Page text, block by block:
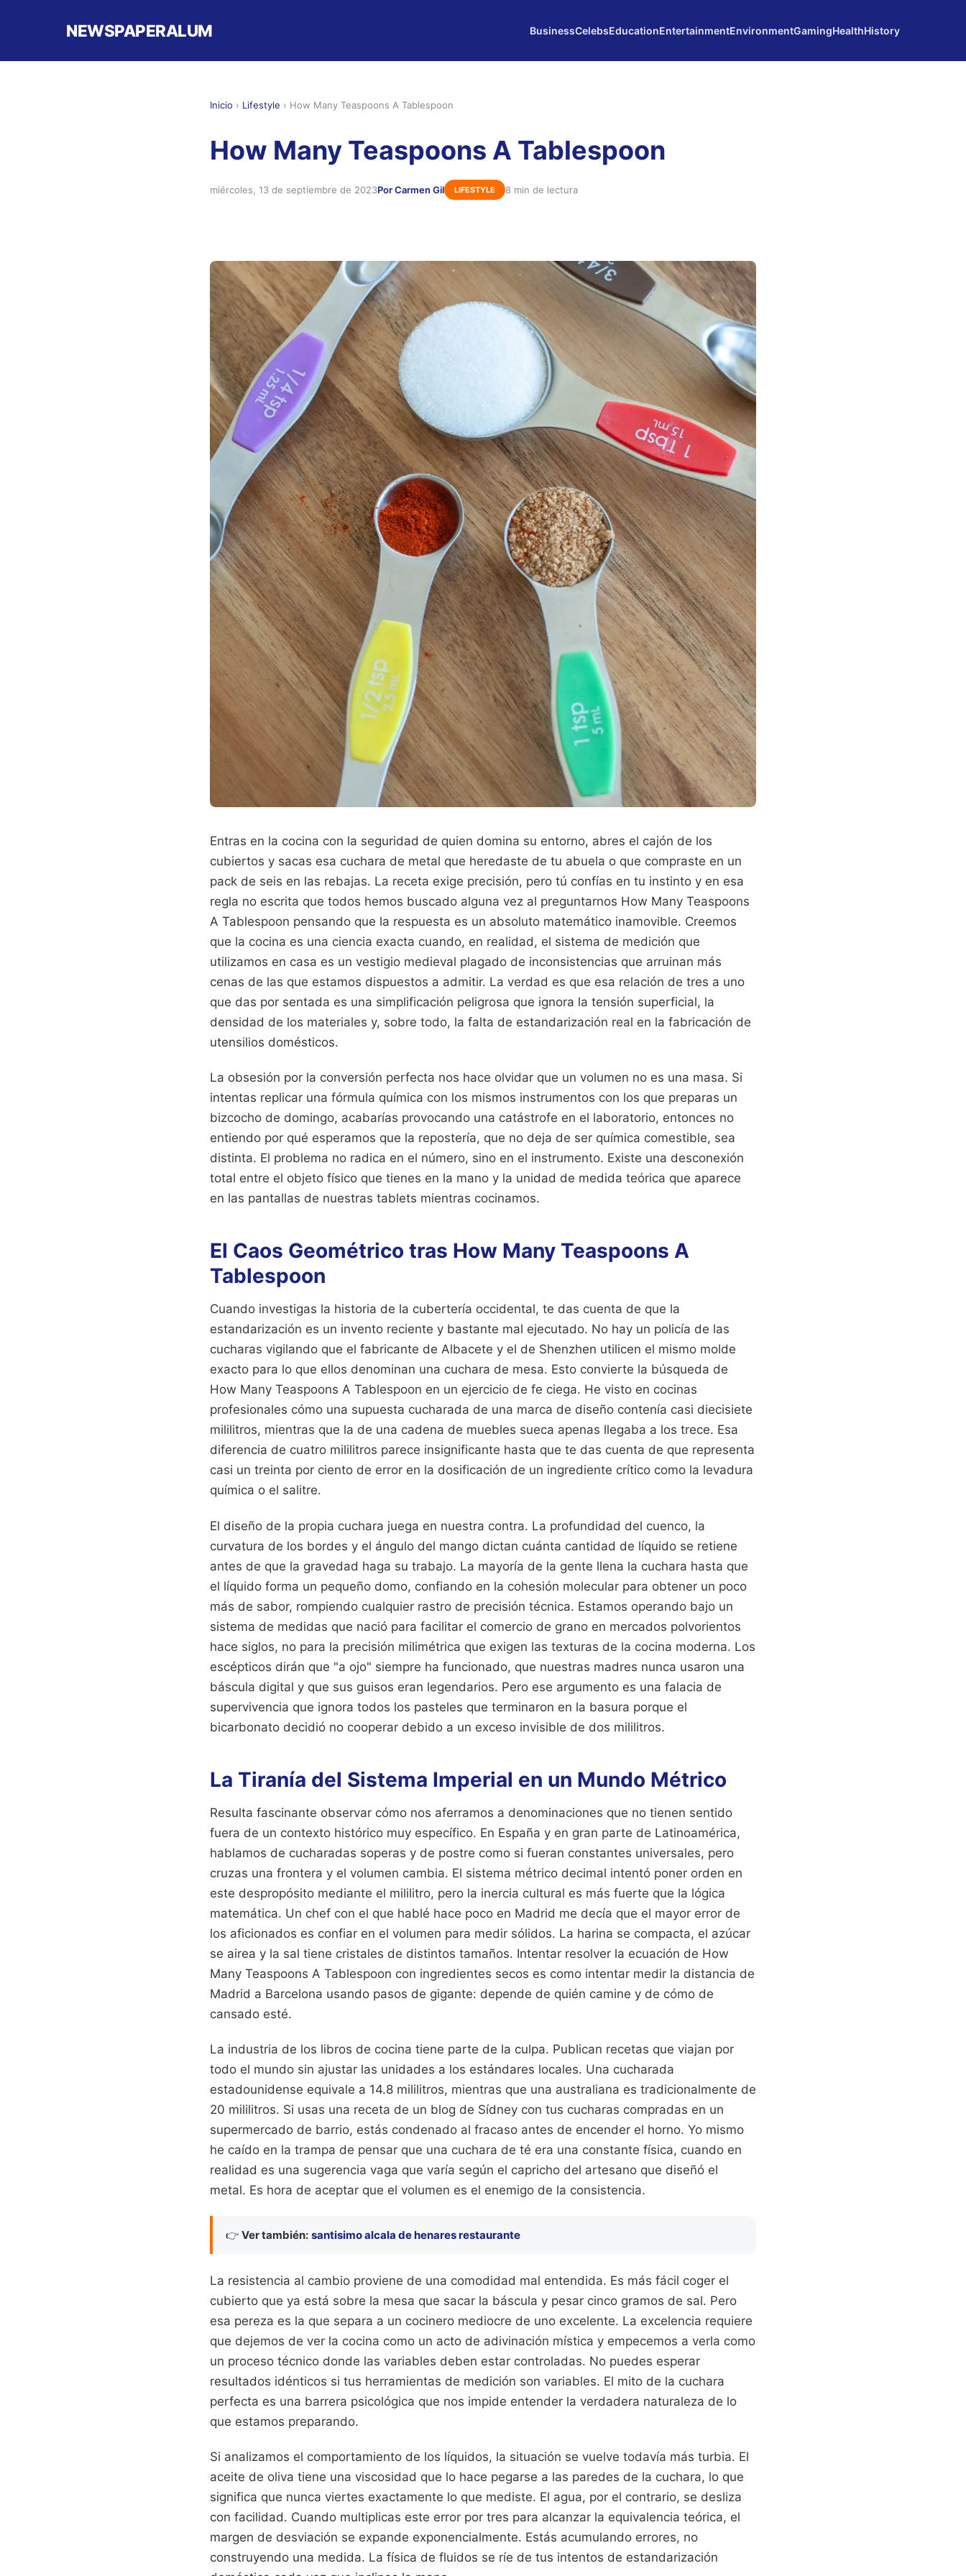
NEWSPAPERALUM BusinessCelebsEducationEntertainmentEnvironmentGamingHealthHistory
Inicio › Lifestyle › How Many Teaspoons A Tablespoon
How Many Teaspoons A Tablespoon
miércoles, 13 de septiembre de 2023Por Carmen Gil LIFESTYLE 8 min de lectura
Entras en la cocina con la seguridad de quien domina su entorno, abres el cajón de los
cubiertos y sacas esa cuchara de metal que heredaste de tu abuela o que compraste en un
pack de seis en las rebajas. La receta exige precisión, pero tú confías en tu instinto y en esa
regla no escrita que todos hemos buscado alguna vez al preguntarnos How Many Teaspoons
A Tablespoon pensando que la respuesta es un absoluto matemático inamovible. Creemos
que la cocina es una ciencia exacta cuando, en realidad, el sistema de medición que
utilizamos en casa es un vestigio medieval plagado de inconsistencias que arruinan más
cenas de las que estamos dispuestos a admitir. La verdad es que esa relación de tres a uno
que das por sentada es una simplificación peligrosa que ignora la tensión superficial, la
densidad de los materiales y, sobre todo, la falta de estandarización real en la fabricación de
utensilios domésticos.
La obsesión por la conversión perfecta nos hace olvidar que un volumen no es una masa. Si
intentas replicar una fórmula química con los mismos instrumentos con los que preparas un
bizcocho de domingo, acabarías provocando una catástrofe en el laboratorio, entonces no
entiendo por qué esperamos que la repostería, que no deja de ser química comestible, sea
distinta. El problema no radica en el número, sino en el instrumento. Existe una desconexión
total entre el objeto físico que tienes en la mano y la unidad de medida teórica que aparece
en las pantallas de nuestras tablets mientras cocinamos.
El Caos Geométrico tras How Many Teaspoons A
Tablespoon
Cuando investigas la historia de la cubertería occidental, te das cuenta de que la
estandarización es un invento reciente y bastante mal ejecutado. No hay un policía de las
cucharas vigilando que el fabricante de Albacete y el de Shenzhen utilicen el mismo molde
exacto para lo que ellos denominan una cuchara de mesa. Esto convierte la búsqueda de
How Many Teaspoons A Tablespoon en un ejercicio de fe ciega. He visto en cocinas
profesionales cómo una supuesta cucharada de una marca de diseño contenía casi diecisiete
mililitros, mientras que la de una cadena de muebles sueca apenas llegaba a los trece. Esa
diferencia de cuatro mililitros parece insignificante hasta que te das cuenta de que representa
casi un treinta por ciento de error en la dosificación de un ingrediente crítico como la levadura
química o el salitre.
El diseño de la propia cuchara juega en nuestra contra. La profundidad del cuenco, la
curvatura de los bordes y el ángulo del mango dictan cuánta cantidad de líquido se retiene
antes de que la gravedad haga su trabajo. La mayoría de la gente llena la cuchara hasta que
el líquido forma un pequeño domo, confiando en la cohesión molecular para obtener un poco
más de sabor, rompiendo cualquier rastro de precisión técnica. Estamos operando bajo un
sistema de medidas que nació para facilitar el comercio de grano en mercados polvorientos
hace siglos, no para la precisión milimétrica que exigen las texturas de la cocina moderna. Los
escépticos dirán que "a ojo" siempre ha funcionado, que nuestras madres nunca usaron una
báscula digital y que sus guisos eran legendarios. Pero ese argumento es una falacia de
supervivencia que ignora todos los pasteles que terminaron en la basura porque el
bicarbonato decidió no cooperar debido a un exceso invisible de dos mililitros.
La Tiranía del Sistema Imperial en un Mundo Métrico
Resulta fascinante observar cómo nos aferramos a denominaciones que no tienen sentido
fuera de un contexto histórico muy específico. En España y en gran parte de Latinoamérica,
hablamos de cucharadas soperas y de postre como si fueran constantes universales, pero
cruzas una frontera y el volumen cambia. El sistema métrico decimal intentó poner orden en
este despropósito mediante el mililitro, pero la inercia cultural es más fuerte que la lógica
matemática. Un chef con el que hablé hace poco en Madrid me decía que el mayor error de
los aficionados es confiar en el volumen para medir sólidos. La harina se compacta, el azúcar
se airea y la sal tiene cristales de distintos tamaños. Intentar resolver la ecuación de How
Many Teaspoons A Tablespoon con ingredientes secos es como intentar medir la distancia de
Madrid a Barcelona usando pasos de gigante: depende de quién camine y de cómo de
cansado esté.
La industria de los libros de cocina tiene parte de la culpa. Publican recetas que viajan por
todo el mundo sin ajustar las unidades a los estándares locales. Una cucharada
estadounidense equivale a 14.8 mililitros, mientras que una australiana es tradicionalmente de
20 mililitros. Si usas una receta de un blog de Sídney con tus cucharas compradas en un
supermercado de barrio, estás condenado al fracaso antes de encender el horno. Yo mismo
he caído en la trampa de pensar que una cuchara de té era una constante física, cuando en
realidad es una sugerencia vaga que varía según el capricho del artesano que diseñó el
metal. Es hora de aceptar que el volumen es el enemigo de la consistencia.
👉 Ver también: santisimo alcala de henares restaurante
La resistencia al cambio proviene de una comodidad mal entendida. Es más fácil coger el
cubierto que ya está sobre la mesa que sacar la báscula y pesar cinco gramos de sal. Pero
esa pereza es la que separa a un cocinero mediocre de uno excelente. La excelencia requiere
que dejemos de ver la cocina como un acto de adivinación mística y empecemos a verla como
un proceso técnico donde las variables deben estar controladas. No puedes esperar
resultados idénticos si tus herramientas de medición son variables. El mito de la cuchara
perfecta es una barrera psicológica que nos impide entender la verdadera naturaleza de lo
que estamos preparando.
Si analizamos el comportamiento de los líquidos, la situación se vuelve todavía más turbia. El
aceite de oliva tiene una viscosidad que lo hace pegarse a las paredes de la cuchara, lo que
significa que nunca viertes exactamente lo que mediste. El agua, por el contrario, se desliza
con facilidad. Cuando multiplicas este error por tres para alcanzar la equivalencia teórica, el
margen de desviación se expande exponencialmente. Estás acumulando errores, no
construyendo una medida. La física de fluidos se ríe de tus intentos de estandarización